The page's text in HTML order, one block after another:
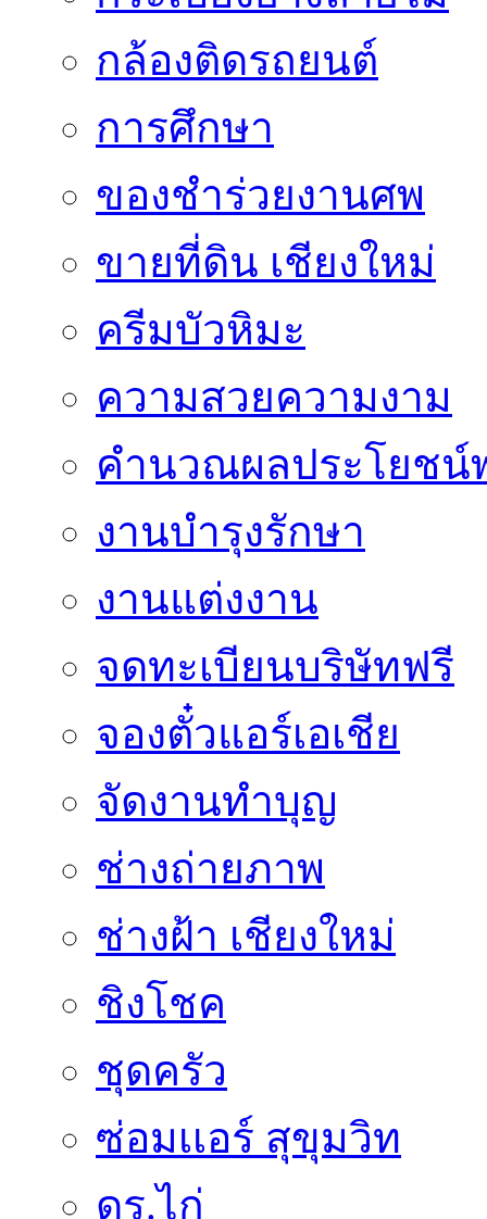
กล้องติดรถยนต์
การศึกษา
ของชำร่วยงานศพ
ขายที่ดิน เชียงใหม่
ครีมบัวหิมะ
ความสวยความงาม
คำนวณผลประโยชน์
งานบำรุงรักษา
งานแต่งงาน
จดทะเบียนบริษัทฟรี
จองตั๋วแอร์เอเชีย
จัดงานทำบุญ
ช่างถ่ายภาพ
ช่างฝ้า เชียงใหม่
ชิงโชค
ชุดครัว
ซ่อมเเอร์ สุขุมวิท
ดร.ไก่